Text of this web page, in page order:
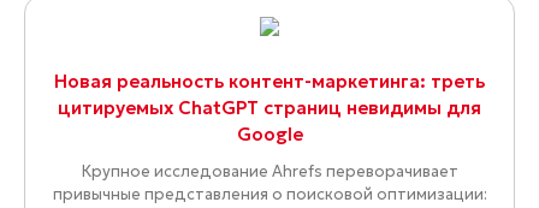
Новая реальность контент-маркетинга: треть
цитируемых ChatGPT страниц невидимы для
Google
Крупное исследование Ahrefs переворачивает
привычные представления о поисковой оптимизации: